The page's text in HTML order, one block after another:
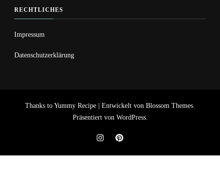
RECHTLICHES
Impressum
Datenschutzerklärung
Thanks toYummy Recipe | Entwickelt von Blossom Themes.
Präsentiert von WordPress.